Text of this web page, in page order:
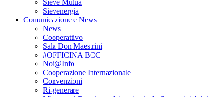
Sieve Mutua
Sievenergia
Comunicazione e News
News
Cooperattivo
Sala Don Maestrini
#OFFICINA BCC
Noi@Info
Cooperazione Internazionale
Convenzioni
Ri-generare